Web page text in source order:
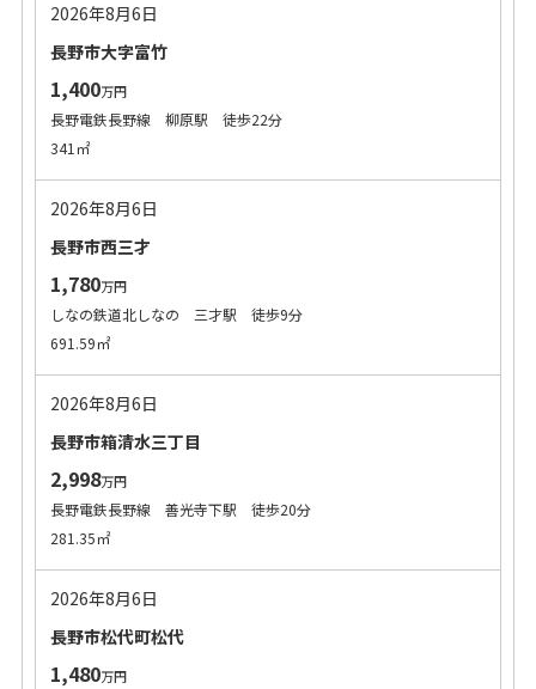
2026年8月6日
長野市大字富竹
1,400万円
長野電鉄長野線 柳原駅 徒歩22分
341㎡
2026年8月6日
長野市西三才
1,780万円
しなの鉄道北しなの 三才駅 徒歩9分
691.59㎡
2026年8月6日
長野市箱清水三丁目
2,998万円
長野電鉄長野線 善光寺下駅 徒歩20分
281.35㎡
2026年8月6日
長野市松代町松代
1,480万円